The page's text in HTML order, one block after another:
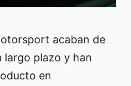
acaban de
largo plazo y han
en